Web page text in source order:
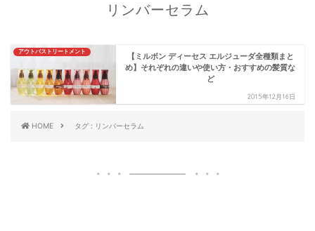
リンバーセラム
アウトバストリートメント
【ミルボン ディーセス エルジューダ全種類まと
め】それぞれの違いや使い方・おすすめの髪質な
ど
2015年12月16日
HOME タグ : リンバーセラム